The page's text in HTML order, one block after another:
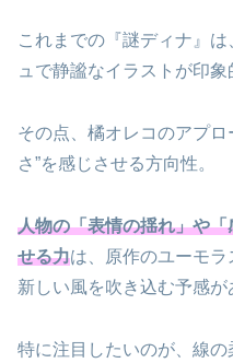
これまでの『謎ディナ』
ュで静謐なイラストが印象
その点、橘オレコのアプロ
さ”を感じさせる方向性。
人物の「表情の揺れ」や
せる力は、原作のユーモ
新しい風を吹き込む予感が
特に注目したいのが、線の